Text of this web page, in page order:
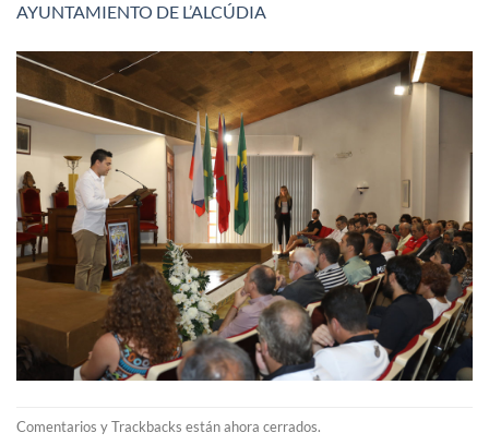
AYUNTAMIENTO DE L’ALCÚDIA
Comentarios y Trackbacks están ahora cerrados.